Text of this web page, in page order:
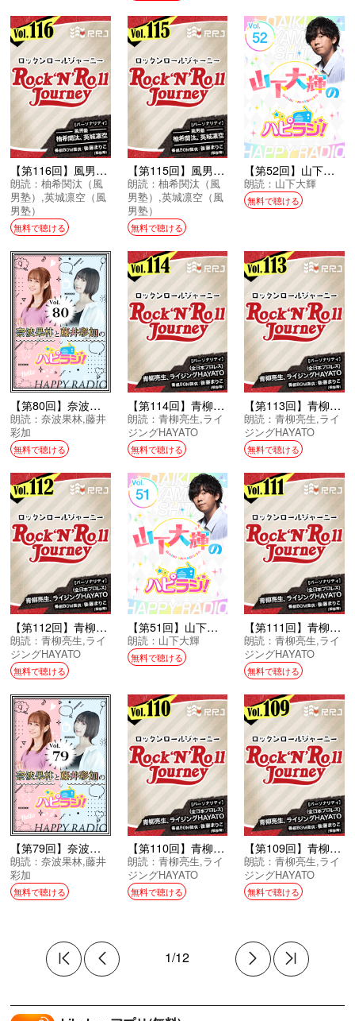
【第116回】風男塾のRock’N’Roll Journey
朗読：柚希関汰（風
男塾） ,英城凛空（風
男塾）
無料で聴ける
【第115回】風男塾のRock’N’Roll Journey
朗読： 柚希関汰（風
男塾） ,英城凛空（風
男塾）
無料で聴ける
【第52回】山下大輝のハピラジ！
朗読： 山下大輝
無料で聴ける
【第80回】奈波果林と藤井彩加のハピラジ！
朗読：奈波果林,藤井
彩加
無料で聴ける
【第114回】青柳亮生とライジングHAYATOのRock’N’Roll Journey
朗読： 青柳亮生,ライ
ジングHAYATO
無料で聴ける
【第113回】青柳亮生とライジングHAYATOのRock’N’Roll Journey
朗読：青柳亮生,ライ
ジングHAYATO
無料で聴ける
【第112回】青柳亮生とライジングHAYATOのRock’N’Roll Journey
朗読：青柳亮生,ライ
ジングHAYATO
無料で聴ける
【第51回】山下大輝のハピラジ！
朗読： 山下大輝
無料で聴ける
【第111回】青柳亮生とライジングHAYATOのRock’N’Roll Journey
朗読：青柳亮生,ライ
ジングHAYATO
無料で聴ける
【第79回】奈波果林と藤井彩加のハピラジ！
朗読：奈波果林,藤井
彩加
無料で聴ける
【第110回】青柳亮生とライジングHAYATOのRock’N’Roll Journey
朗読： 青柳亮生,ライ
ジングHAYATO
無料で聴ける
【第109回】青柳亮生とライジングHAYATOのRock’N’Roll Journey
朗読：青柳亮生,ライ
ジングHAYATO
無料で聴ける
1/12